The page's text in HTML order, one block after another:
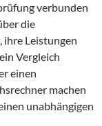
verbunden
die
ihre Leistungen
Vergleich
einen
machen
unabhängigen